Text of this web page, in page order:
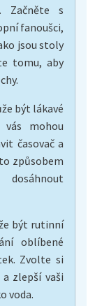
Začněte s
fanoušci,
jsou stoly
tomu, aby
být lákavé
mohou
časovač a
způsobem
být rutinní
oblíbené
Zvolte si
zlepší vaši
voda.